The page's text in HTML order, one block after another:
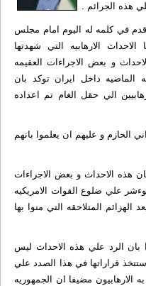
هذه الجرائم .
قدم في كلمه له اليوم امام مجلس
الارهابيه التي شهدتها
و بعض الاجراءات العقيمه
الماضيه داخل ايران توكد بان
الي حقل الغام تم اعداده
الحازم و عليهم ان يعلموا بانهم
هذه الاحداث و بعض الاجراءات
علي ضلوع القوات الامريكيه
المتلاحقه التي منوا بها
بان الرد علي هذه الاحداث ليس
ستتخذ قراراتها في هذا الصدد علي
الارهابيون مضيفا ان الجمهوريه